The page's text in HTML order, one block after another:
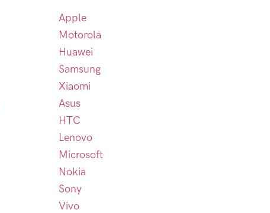
Apple
Motorola
Huawei
Samsung
Xiaomi
Asus
HTC
Lenovo
Microsoft
Nokia
Sony
Vivo